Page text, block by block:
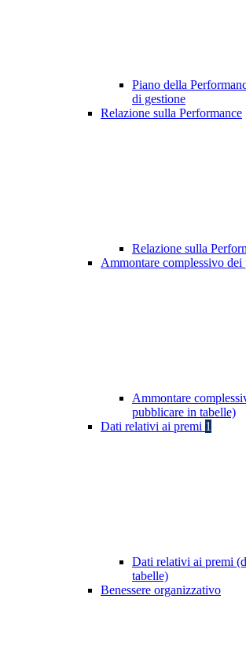
Piano della
di gestione
Relazione sulla Performance
Relazione sulla
Ammontare complessivo dei
Ammontare
pubblicare in tabelle)
Dati relativi ai premi 1
Dati relativi ai premi
tabelle)
Benessere organizzativo